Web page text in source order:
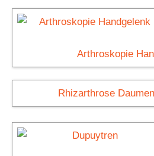
Arthroskopie
Rhizarthrose